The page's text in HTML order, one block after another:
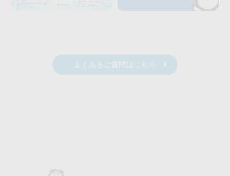
よくあるご質問はこちら